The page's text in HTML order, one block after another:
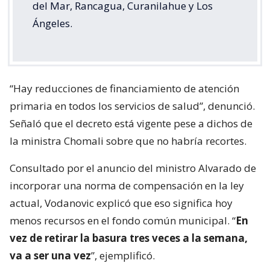
del Mar, Rancagua, Curanilahue y Los
Ángeles.
“Hay reducciones de financiamiento de atención
primaria en todos los servicios de salud”, denunció.
Señaló que el decreto está vigente pese a dichos de
la ministra Chomali sobre que no habría recortes.
Consultado por el anuncio del ministro Alvarado de
incorporar una norma de compensación en la ley
actual, Vodanovic explicó que eso significa hoy
menos recursos en el fondo común municipal. “En
vez de retirar la basura tres veces a la semana,
va a ser una vez”, ejemplificó.